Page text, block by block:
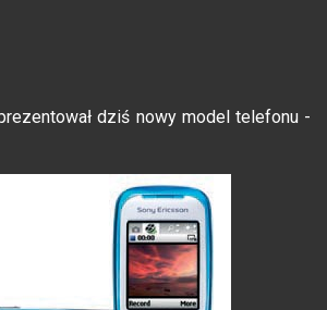
dziś nowy model telefonu -